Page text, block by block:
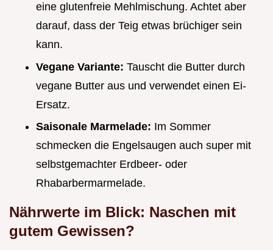
eine glutenfreie Mehlmischung. Achtet aber
darauf, dass der Teig etwas brüchiger sein
kann.
Vegane Variante: Tauscht die Butter durch
vegane Butter aus und verwendet einen Ei-
Ersatz.
Saisonale Marmelade: Im Sommer
schmecken die Engelsaugen auch super mit
selbstgemachter Erdbeer- oder
Rhabarbermarmelade.
Nährwerte im Blick: Naschen mit
gutem Gewissen?